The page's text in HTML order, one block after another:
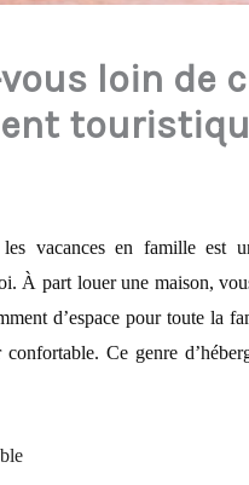
loin de
vacances en famille est
À part louer une maison,
d’espace pour toute la
confortable. Ce genre